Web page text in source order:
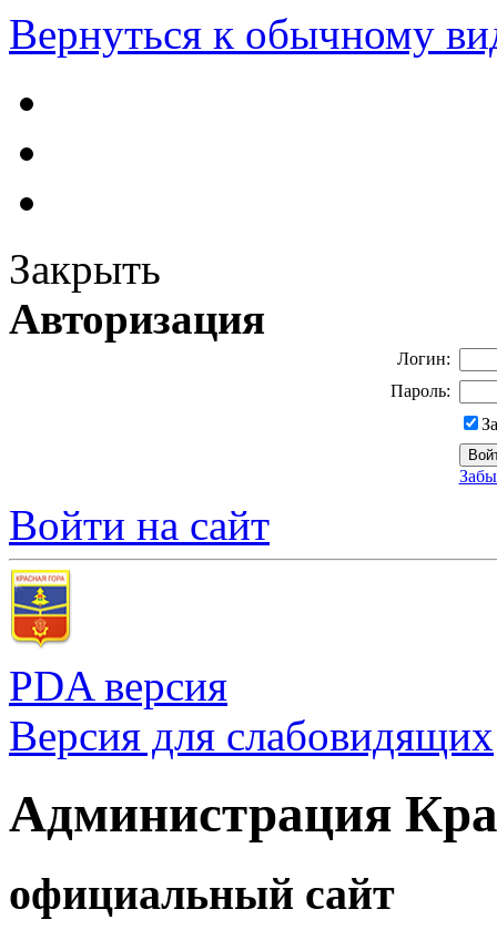
Вернуться к обычному
Закрыть
Авторизация
Логин:
Пароль:
Войти на сайт
PDA версия
Версия для слабовидящих
Администрация
официальный сайт